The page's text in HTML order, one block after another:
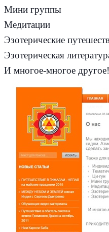
Мини группы
Медитации
Эзотерические
Эзотерическая
И многое-многое